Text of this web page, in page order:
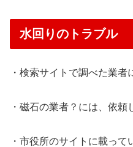
水回りのトラブル
・検索サイトで調べた業者
・磁石の業者？には、依頼
・市役所のサイトに載って